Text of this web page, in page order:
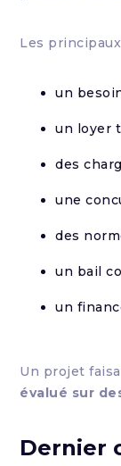
Les
un
un loyer
des
une
des
un bail
un
Un projet
évalué sur
Dernier